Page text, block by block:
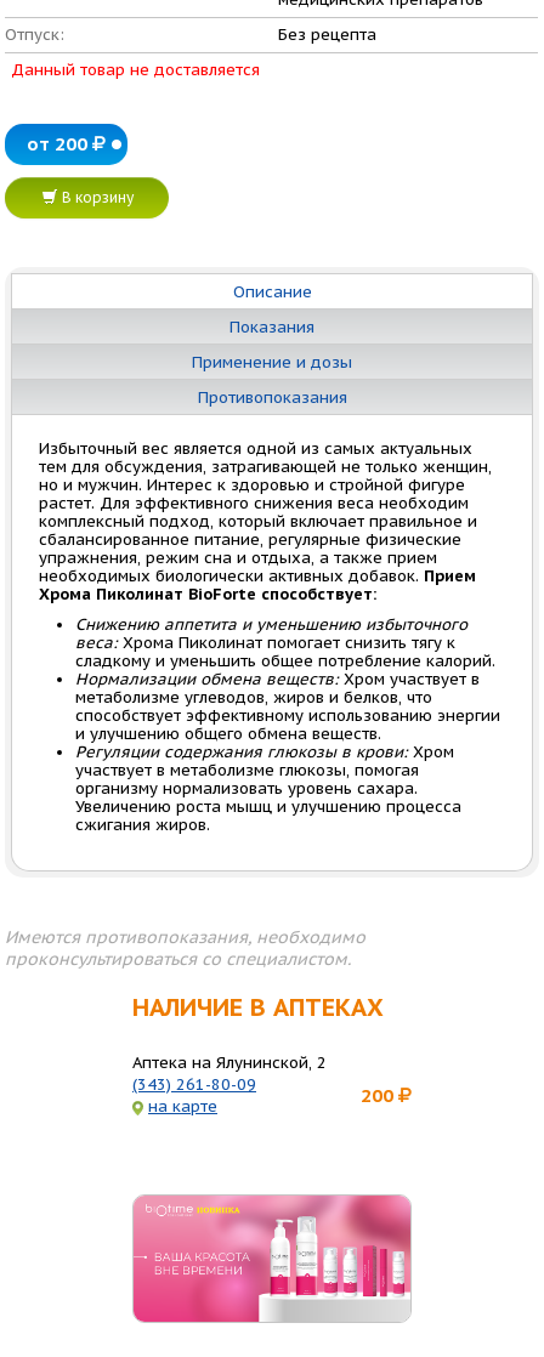
Отпуск:
Без рецепта
Данный товар не доставляется
от 200
В корзину
Описание
Показания
Применение и дозы
Противопоказания
Избыточный вес является одной из самых актуальных
тем для обсуждения, затрагивающей не только женщин,
но и мужчин. Интерес к здоровью и стройной фигуре
растет. Для эффективного снижения веса необходим
комплексный подход, который включает правильное и
сбалансированное питание, регулярные физические
упражнения, режим сна и отдыха, а также прием
необходимых биологически активных добавок. Прием
Хрома Пиколинат BioForte способствует:
Снижению аппетита и уменьшению избыточного
веса:Хрома Пиколинат помогает снизить тягу к
сладкому и уменьшить общее потребление калорий.
Нормализации обмена веществ:Хром участвует в
метаболизме углеводов, жиров и белков, что
способствует эффективному использованию энергии
и улучшению общего обмена веществ.
Регуляции содержания глюкозы в крови:Хром
участвует в метаболизме глюкозы, помогая
организму нормализовать уровень сахара.
Увеличению роста мышц и улучшению процесса
сжигания жиров.
Имеются противопоказания, необходимо
проконсультироваться со специалистом.
НАЛИЧИЕ В АПТЕКАХ
Аптека на Ялунинской, 2
(343) 261-80-09
на карте
200